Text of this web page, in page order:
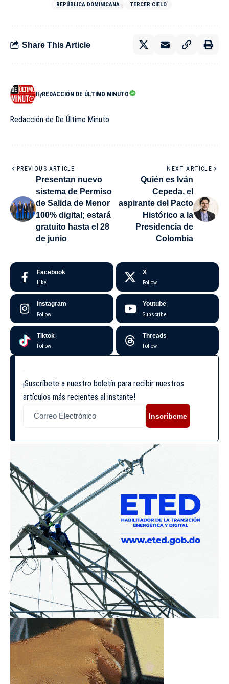
REPÚBLICA DOMINICANA TERCER CIELO
Share This Article
ByREDACCIÓN DE ÚLTIMO MINUTO
Redacción de De Último Minuto
PREVIOUS ARTICLE
Presentan nuevo
sistema de Permiso
de Salida de Menor
100% digital; estará
gratuito hasta el 28
de junio
NEXT ARTICLE
Quién es Iván
Cepeda, el
aspirante del Pacto
Histórico a la
Presidencia de
Colombia
Facebook
Like
X
Follow
Instagram
Follow
Youtube
Subscribe
Tiktok
Follow
Threads
Follow
¡Suscríbete a nuestro boletín para recibir nuestros
artículos más recientes al instante!
Inscríbeme